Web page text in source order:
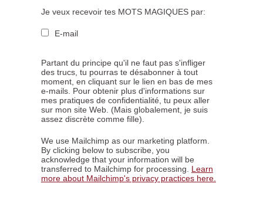
Je veux recevoir tes MOTS MAGIQUES par:
E-mail
Partant du principe qu'il ne faut pas s'infliger
des trucs, tu pourras te désabonner à tout
moment, en cliquant sur le lien en bas de mes
e-mails. Pour obtenir plus d'informations sur
mes pratiques de confidentialité, tu peux aller
sur mon site Web. (Mais globalement, je suis
assez discrète comme fille).
We use Mailchimp as our marketing platform.
By clicking below to subscribe, you
acknowledge that your information will be
transferred to Mailchimp for processing. Learn
more about Mailchimp's privacy practices here.